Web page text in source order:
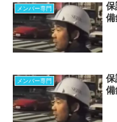
メンバー専門
備
メンバー専門
備